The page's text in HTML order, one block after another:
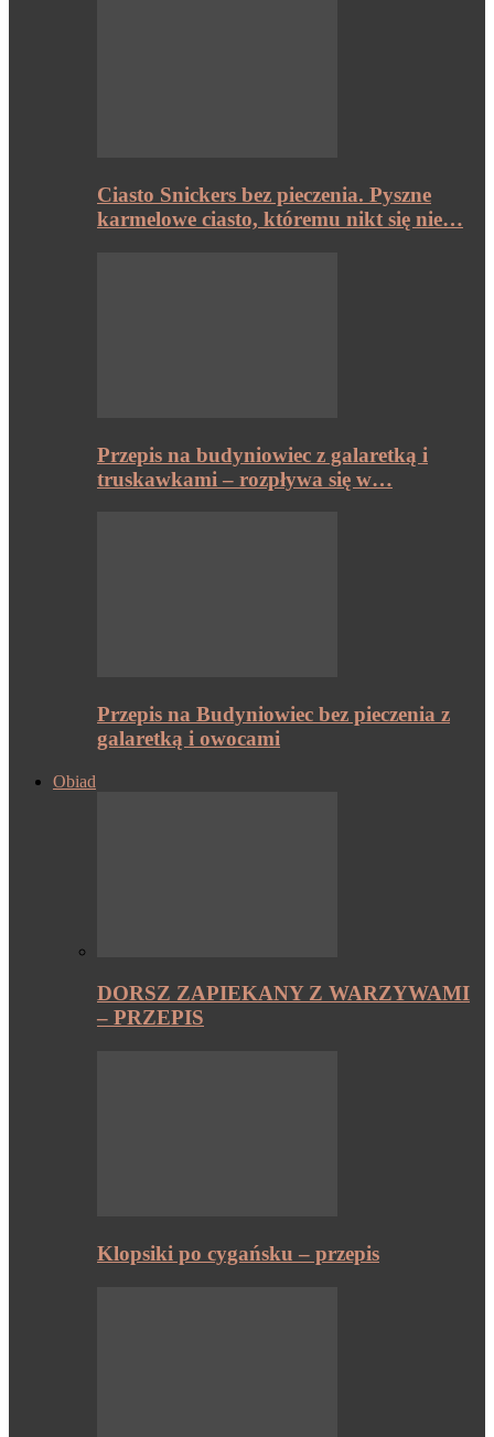
Ciasto Snickers bez pieczenia. Pyszne
karmelowe ciasto, któremu nikt się nie…
Przepis na budyniowiec z galaretką i
truskawkami – rozpływa się w…
Przepis na Budyniowiec bez pieczenia z
galaretką i owocami
Obiad
DORSZ ZAPIEKANY Z WARZYWAMI
– PRZEPIS
Klopsiki po cygańsku – przepis